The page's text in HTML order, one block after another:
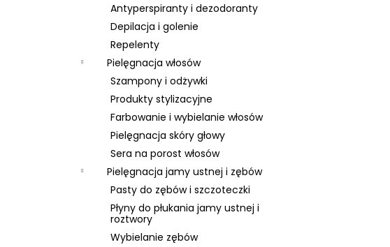
Antyperspiranty i dezodoranty
Depilacja i golenie
Repelenty
Pielęgnacja włosów
Szampony i odżywki
Produkty stylizacyjne
Farbowanie i wybielanie włosów
Pielęgnacja skóry głowy
Sera na porost włosów
Pielęgnacja jamy ustnej i zębów
Pasty do zębów i szczoteczki
Płyny do płukania jamy ustnej i
roztwory
Wybielanie zębów